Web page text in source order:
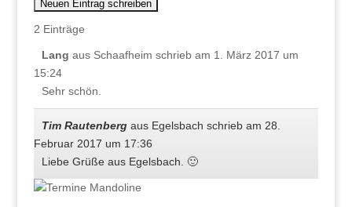
2 Einträge
Lang aus Schaafheim schrieb am 1. März 2017 um
15:24
Sehr schön.
Tim Rautenberg aus Egelsbach schrieb am 28.
Februar 2017 um 17:36
Liebe Grüße aus Egelsbach. 🙂